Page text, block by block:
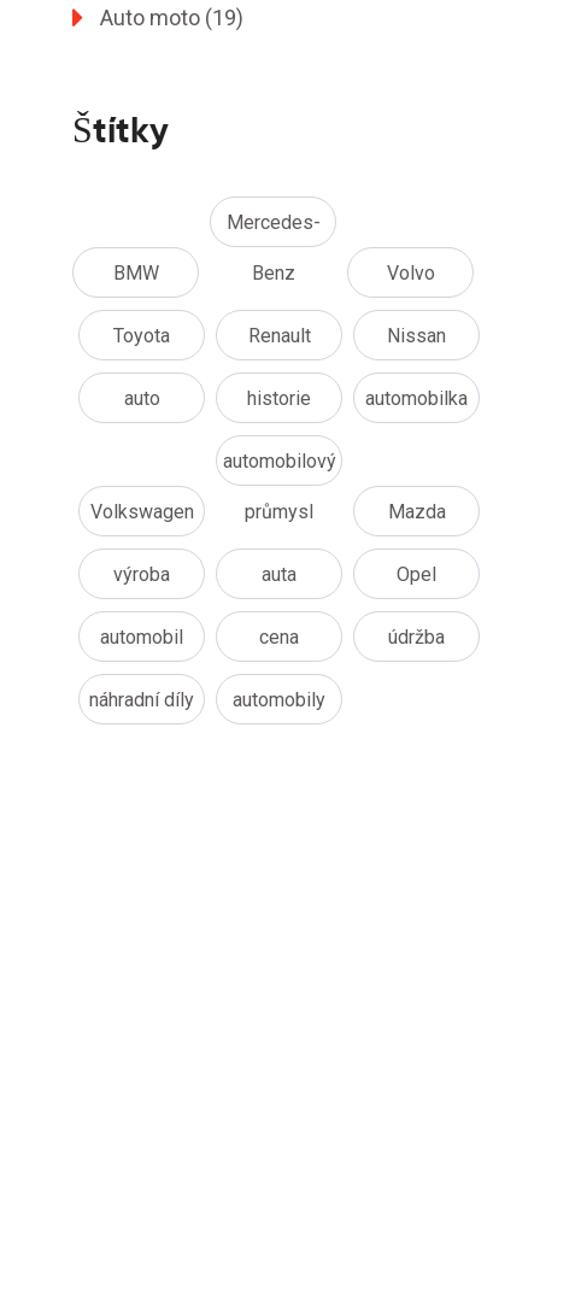
Auto moto (19)
Štítky
BMW
Mercedes-
Benz Volvo
Toyota Renault Nissan
auto historie automobilka
Volkswagen
automobilový
průmysl Mazda
výroba auta Opel
automobil cena údržba
náhradní díly automobily